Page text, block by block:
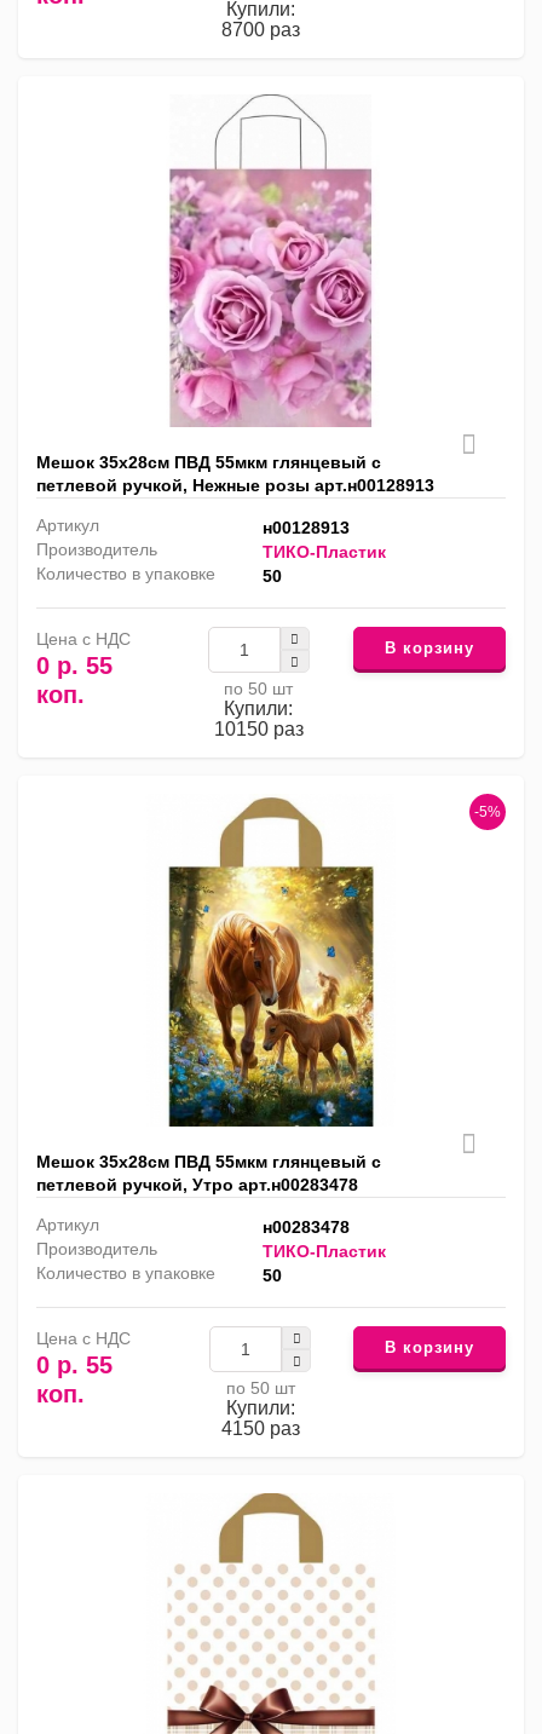
Купили:
8700 раз
Мешок 35х28см ПВД 55мкм глянцевый с
петлевой ручкой, Нежные розы арт.н00128913
Артикул
н00128913
Производитель
ТИКО-Пластик
Количество в упаковке
50
Цена с НДС
0 р. 55
коп.
по 50 шт
Купили:
10150 раз
В корзину
-5%
Мешок 35х28см ПВД 55мкм глянцевый с
петлевой ручкой, Утро арт.н00283478
Артикул
н00283478
Производитель
ТИКО-Пластик
Количество в упаковке
50
Цена с НДС
0 р. 55
коп.
по 50 шт
Купили:
4150 раз
В корзину